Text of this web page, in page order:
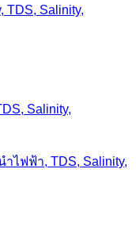
Salinity,